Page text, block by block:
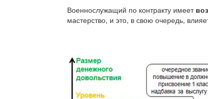
Военнослужащий по контракту имеет
мастерство, и это, в свою очередь,